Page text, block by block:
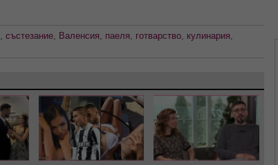
, състезание, Валенсия, паеля, готварство, кулинария,